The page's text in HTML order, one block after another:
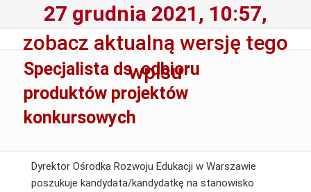
27 grudnia 2021, 10:57,
zobacz aktualną wersję tego
wpisu
Specjalista ds. odbioru
produktów projektów
konkursowych
Dyrektor Ośrodka Rozwoju Edukacji w Warszawie
poszukuje kandydata/kandydatkę na stanowisko